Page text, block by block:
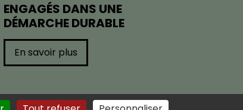
ENGAGÉS DANS UNE
DÉMARCHE DURABLE
En savoir plus